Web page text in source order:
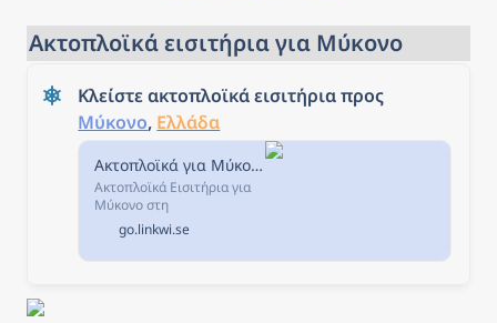
Ακτοπλοϊκά εισιτήρια για Μύκονο
Μύκονο, Ελλάδα
Ακτοπλοϊκά για Μύκονο: Πληροφορίες, Δρομολόγια, Πλοία | Ferryscanner
Ακτοπλοϊκά Εισιτήρια για
Μύκονο στη
ferryscanner.com.
Συγκρίνετε τιμές,
δρομολόγια, ακτοπλοϊκές
go.linkwi.se